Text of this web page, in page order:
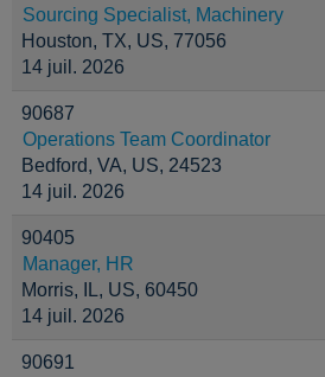
Sourcing Specialist, Machinery
Houston, TX, US, 77056
14 juil. 2026
90687
Operations Team Coordinator
Bedford, VA, US, 24523
14 juil. 2026
90405
Manager, HR
Morris, IL, US, 60450
14 juil. 2026
90691